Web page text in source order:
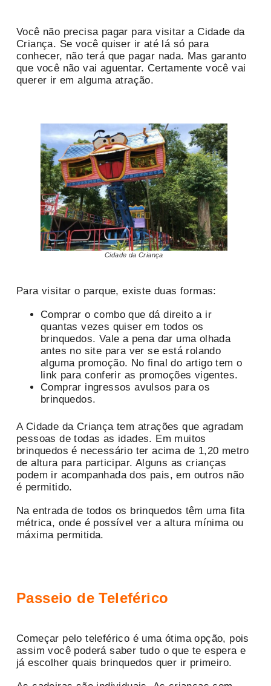
Você não precisa pagar para visitar a Cidade da
Criança. Se você quiser ir até lá só para
conhecer, não terá que pagar nada. Mas garanto
que você não vai aguentar. Certamente você vai
querer ir em alguma atração.
Cidade da Criança
Para visitar o parque, existe duas formas:
Comprar o combo que dá direito a ir
quantas vezes quiser em todos os
brinquedos. Vale a pena dar uma olhada
antes no site para ver se está rolando
alguma promoção. No final do artigo tem o
link para conferir as promoções vigentes.
Comprar ingressos avulsos para os
brinquedos.
A Cidade da Criança tem atrações que agradam
pessoas de todas as idades. Em muitos
brinquedos é necessário ter acima de 1,20 metro
de altura para participar. Alguns as crianças
podem ir acompanhada dos pais, em outros não
é permitido.
Na entrada de todos os brinquedos têm uma fita
métrica, onde é possível ver a altura mínima ou
máxima permitida.
Passeio de Teleférico
Começar pelo teleférico é uma ótima opção, pois
assim você poderá saber tudo o que te espera e
já escolher quais brinquedos quer ir primeiro.